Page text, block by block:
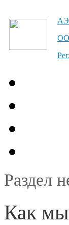
Раздел
Как мы